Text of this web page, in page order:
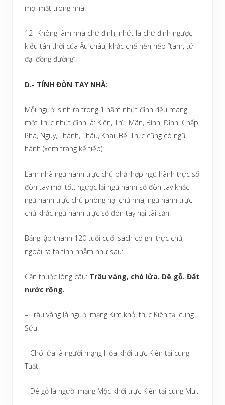
mọi mặt trong nhà.
12- Không làm nhà chữ đinh, nhứt là chữ đinh ngược
kiểu tân thời của Âu châu, khắc chế nền nếp “tam, tứ
đại đồng đường”.
D.- TÍNH ĐÒN TAY NHÀ:
Mỗi người sinh ra trong 1 năm nhứt định đều mang
một Trực nhứt định là: Kiên, Trừ, Mãn, Bình, Định, Chấp,
Phá, Nguy, Thành, Thâu, Khai, Bế. Trực cũng có ngũ
hành (xem trang kế tiếp):
Làm nhà ngũ hành trực chủ phải hợp ngũ hành trực số
đòn tay mới tốt; ngược lại ngũ hành số đòn tay khắc
ngũ hành trực chủ phòng hại chủ nhà, ngũ hành trực
chủ khắc ngũ hành trực số đòn tay hại tài sản.
Bảng lập thành 120 tuổi cuối sách có ghi trực chủ,
ngoài ra ta tính nhẫm như sau:
Cần thuộc lòng câu: Trâu vàng, chó lửa. Dê gỗ. Đất
nước rồng.
– Trâu vàng là người mạng Kim khởi trực Kiên tại cung
Sửu.
– Chó lửa là người mạng Hỏa khởi trực Kiên tại cung
Tuất.
– Dê gỗ là người mạng Mộc khởi trực Kiên tại cung Mùi.